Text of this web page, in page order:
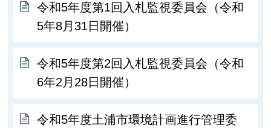
令和5年度第1回入札監視委員会（令和
5年8月31日開催）
令和5年度第2回入札監視委員会（令和
6年2月28日開催）
令和5年度土浦市環境計画進行管理委